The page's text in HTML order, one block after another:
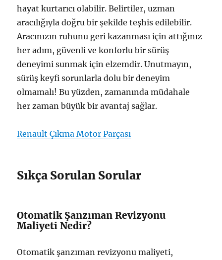
hayat kurtarıcı olabilir. Belirtiler, uzman
aracılığıyla doğru bir şekilde teşhis edilebilir.
Aracınızın ruhunu geri kazanması için attığınız
her adım, güvenli ve konforlu bir sürüş
deneyimi sunmak için elzemdir. Unutmayın,
sürüş keyfi sorunlarla dolu bir deneyim
olmamalı! Bu yüzden, zamanında müdahale
her zaman büyük bir avantaj sağlar.
Renault Çıkma Motor Parçası
Sıkça Sorulan Sorular
Otomatik Şanzıman Revizyonu
Maliyeti Nedir?
Otomatik şanzıman revizyonu maliyeti,